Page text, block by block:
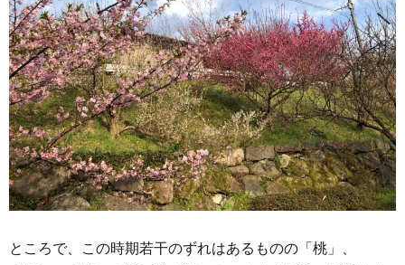
ところで、この時期若干のずれはあるものの「桃」、